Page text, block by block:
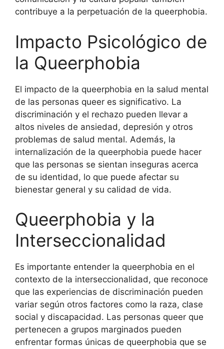
contribuye a la perpetuación de la queerphobia.
Impacto Psicológico de
la Queerphobia
El impacto de la queerphobia en la salud mental
de las personas queer es significativo. La
discriminación y el rechazo pueden llevar a
altos niveles de ansiedad, depresión y otros
problemas de salud mental. Además, la
internalización de la queerphobia puede hacer
que las personas se sientan inseguras acerca
de su identidad, lo que puede afectar su
bienestar general y su calidad de vida.
Queerphobia y la
Interseccionalidad
Es importante entender la queerphobia en el
contexto de la interseccionalidad, que reconoce
que las experiencias de discriminación pueden
variar según otros factores como la raza, clase
social y discapacidad. Las personas queer que
pertenecen a grupos marginados pueden
enfrentar formas únicas de queerphobia que se